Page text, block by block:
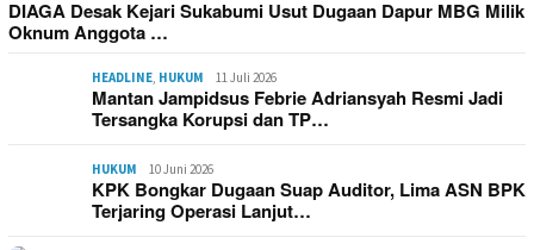
DIAGA Desak Kejari Sukabumi Usut Dugaan Dapur MBG Milik
Oknum Anggota …
HEADLINE HUKUM 11 Juli 2026
Mantan Jampidsus Febrie Adriansyah Resmi Jadi
Tersangka Korupsi dan TP…
HUKUM 10 Juni 2026
KPK Bongkar Dugaan Suap Auditor, Lima ASN BPK
Terjaring Operasi Lanjut…